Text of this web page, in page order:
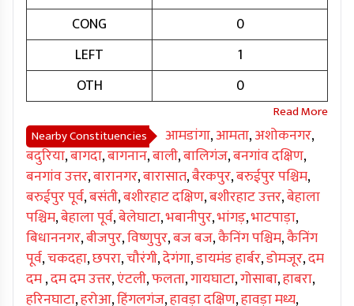
CONG
0
LEFT
1
OTH
0
Nearby Constituencies आमडांगा,आमता,अशोकनगर,
बदुरिया,बागदा,बागनान,बाली,बालिगंज,बनगांव दक्षिण,
बनगांव उत्तर,बारानगर,बारासात,बैरकपुर,बरुईपुर पश्चिम,
बरुईपुर पूर्व,बसंती,बशीरहाट दक्षिण,बशीरहाट उत्तर,बेहाला
पश्चिम,बेहाला पूर्व,बेलेघाटा,भबानीपुर,भांगड़,भाटपाड़ा,
बिधाननगर,बीजपुर,विष्णुपुर,बज बज,कैनिंग पश्चिम,कैनिंग
पूर्व,चकदहा,छपरा,चौरंगी,देगंगा,डायमंड हार्बर,डोमजूर,दम
दम,दम दम उत्तर,एंटली,फलता,गायघाटा,गोसाबा,हाबरा,
हरिनघाटा,हरोआ,हिंगलगंज,हावड़ा दक्षिण,हावड़ा मध्य,